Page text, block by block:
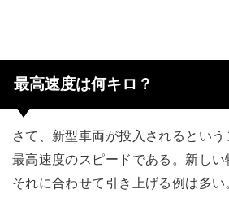
最高速度は何キロ？
さて、新型車両が投入されるとい
最高速度のスピードである。新しい
それに合わせて引き上げる例は多い